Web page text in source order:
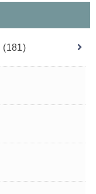
(181)